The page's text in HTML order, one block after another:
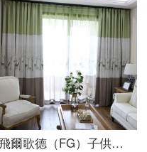
飛爾歌德（FG）子供綿麻プリントの半遮光カーテン-鹿リビングルームの寝室のベランダの床にカーテンがかかっています。カーテンをカスタマイズしました。幅3 m*高さ2.7 m-フック式の一枚です。